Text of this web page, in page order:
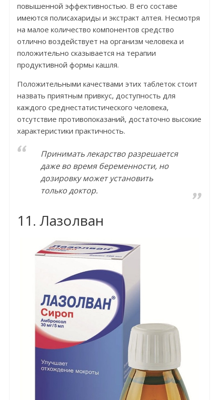
повышенной эффективностью. В его составе
имеются полисахариды и экстракт алтея. Несмотря
на малое количество компонентов средство
отлично воздействует на организм человека и
положительно сказывается на терапии
продуктивной формы кашля.
Положительными качествами этих таблеток стоит
назвать приятным привкус, доступность для
каждого среднестатистического человека,
отсутствие противопоказаний, достаточно высокие
характеристики практичность.
Принимать лекарство разрешается
даже во время беременности, но
дозировку может установить
только доктор.
11. Лазолван